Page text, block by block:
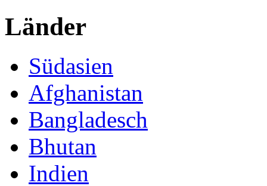
Länder
Südasien
Afghanistan
Bangladesch
Bhutan
Indien